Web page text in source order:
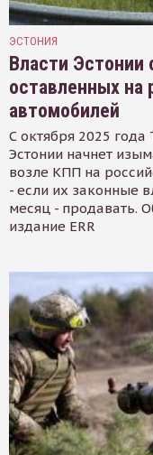
ЭСТОНИЯ
Власти Эстонии
оставленных на
автомобилей
С октября 2025
Эстонии начнет
возле КПП на
- если их законные
месяц - продавать.
издание ERR